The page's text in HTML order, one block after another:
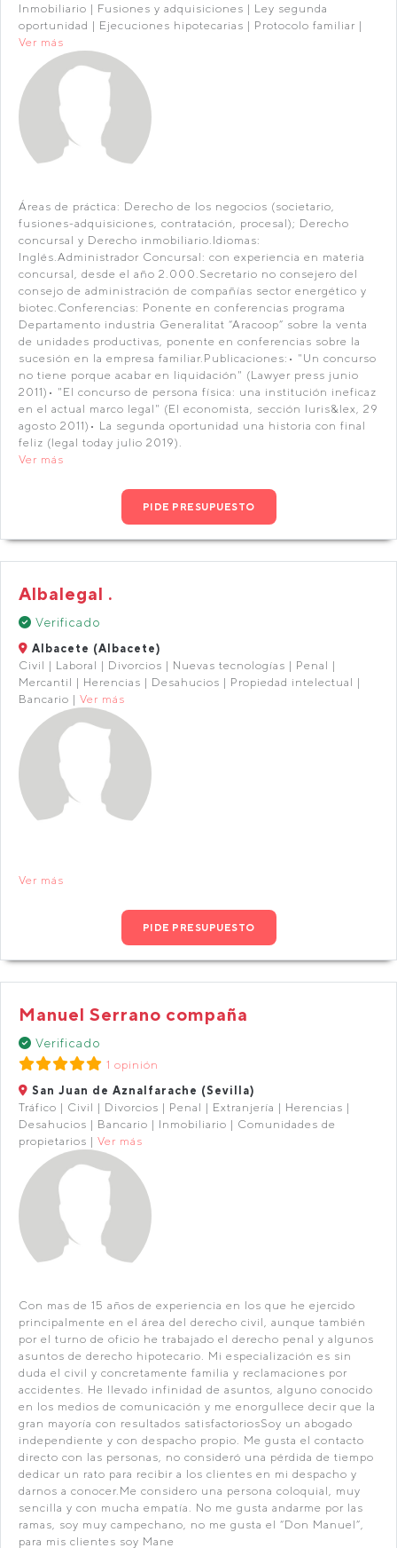
Inmobiliario | Fusiones y adquisiciones | Ley segunda
oportunidad | Ejecuciones hipotecarias | Protocolo familiar |
Ver más
Áreas de práctica: Derecho de los negocios (societario,
fusiones-adquisiciones, contratación, procesal); Derecho
concursal y Derecho inmobiliario.Idiomas:
Inglés.Administrador Concursal: con experiencia en materia
concursal, desde el año 2.000.Secretario no consejero del
consejo de administración de compañías sector energético y
biotec.Conferencias: Ponente en conferencias programa
Departamento industria Generalitat “Aracoop” sobre la venta
de unidades productivas, ponente en conferencias sobre la
sucesión en la empresa familiar.Publicaciones:• "Un concurso
no tiene porque acabar en liquidación" (Lawyer press junio
2011)• "El concurso de persona física: una institución ineficaz
en el actual marco legal" (El economista, sección Iuris&lex, 29
agosto 2011)• La segunda oportunidad una historia con final
feliz (legal today julio 2019).
Ver más
PIDE PRESUPUESTO
Albalegal .
Verificado
Albacete (Albacete)
Civil | Laboral | Divorcios | Nuevas tecnologías | Penal |
Mercantil | Herencias | Desahucios | Propiedad intelectual |
Bancario | Ver más
Ver más
PIDE PRESUPUESTO
Manuel Serrano compaña
Verificado
1 opinión
San Juan de Aznalfarache (Sevilla)
Tráfico | Civil | Divorcios | Penal | Extranjería | Herencias |
Desahucios | Bancario | Inmobiliario | Comunidades de
propietarios | Ver más
Con mas de 15 años de experiencia en los que he ejercido
principalmente en el área del derecho civil, aunque también
por el turno de oficio he trabajado el derecho penal y algunos
asuntos de derecho hipotecario. Mi especialización es sin
duda el civil y concretamente familia y reclamaciones por
accidentes. He llevado infinidad de asuntos, alguno conocido
en los medios de comunicación y me enorgullece decir que la
gran mayoría con resultados satisfactoriosSoy un abogado
independiente y con despacho propio. Me gusta el contacto
directo con las personas, no consideró una pérdida de tiempo
dedicar un rato para recibir a los clientes en mi despacho y
darnos a conocer.Me considero una persona coloquial, muy
sencilla y con mucha empatía. No me gusta andarme por las
ramas, soy muy campechano, no me gusta el “Don Manuel”,
para mis clientes soy Mane